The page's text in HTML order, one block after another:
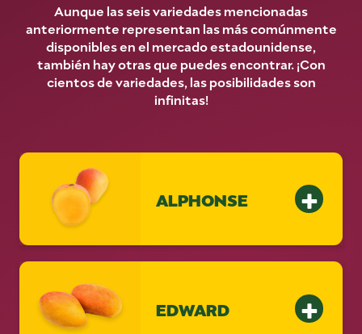
Aunque las seis variedades mencionadas
anteriormente representan las más comúnmente
disponibles en el mercado estadounidense,
también hay otras que puedes encontrar. ¡Con
cientos de variedades, las posibilidades son
infinitas!
ALPHONSE
EDWARD